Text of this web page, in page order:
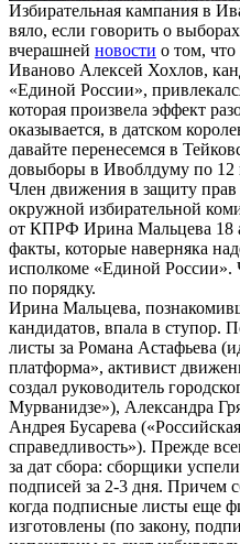
Избирательная кампания в
вяло, если говорить о
вчерашней новости о том,
Иваново Алексей Хохлов,
«Единой России»,
которая произвела эффект
оказывается, в датском
давайте перенесемся в
довыборы в Ивоблдуму по 12
Член движения в защиту
окружной избирательной
от КПРФ Ирина Мальцева 18
факты, которые наверняка
исполкоме «Единой России».
по порядку.
Ирина Мальцева,
кандидатов, впала в ступор.
листы за Романа Астафьева
платформа», активист
создал руководитель
Мурванидзе»), Александра
Андрея Бусарева
справедливость»). Прежде
за дат сбора: сборщики
подписей за 2-3 дня. Причем
когда подписные листы еще
изготовлены (по закону,